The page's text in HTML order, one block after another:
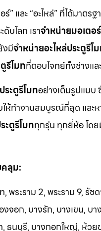
” และ “อะไหล่” ที่ได้มา
บโลก เราจำหน่ายมอเตอ
งมีจำหน่ายอะไหล่ประตูรีโ
รีโมทที่ตอบโจทย์ทั้งช่างแล
ะตูรีโมทอย่างเต็มรูปแบบ
ให้ทำงานสมบูรณ์ที่สุด และ
ะตูรีโมททุกรุ่น ทุกยี่ห้อ โด
ลุม:
พระราม 2, พระราม 9, รั
อก, บางรัก, บางเขน, บ
ธนบุรี, บางกอกใหญ่, ห้ว